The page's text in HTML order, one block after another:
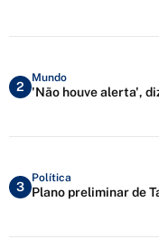
2
Mundo
'Não houve alerta',
3
Política
Plano preliminar de